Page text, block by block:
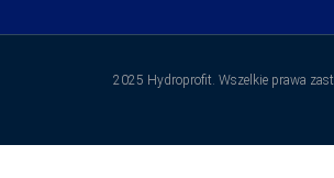
2025 Hydroprofit. Wszelkie prawa